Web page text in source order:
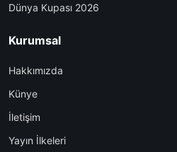
Dünya Kupası 2026
Kurumsal
Hakkımızda
Künye
İletişim
Yayın İlkeleri